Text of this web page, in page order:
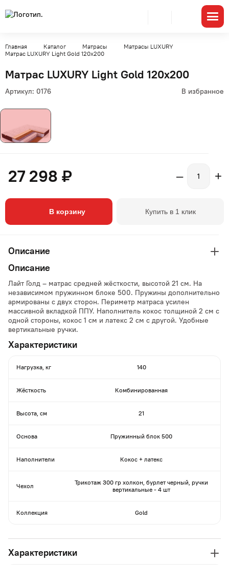
Главная Каталог Матрасы
Матрасы LUXURY
Матрас LUXURY Light Gold 120x200
Матрас LUXURY Light Gold 120x200
Артикул: 0176 В избранное
27 298 ₽ – +
В корзину Купить в 1 клик
Описание
Описание
Лайт Голд – матрас средней жёсткости, высотой 21 см. На
независимом пружинном блоке 500. Пружины дополнительно
армированы с двух сторон. Периметр матраса усилен
массивной вкладкой ППУ. Наполнитель кокос толщиной 2 см с
одной стороны, кокос 1 см и латекс 2 см с другой. Удобные
вертикальные ручки.
Характеристики
Нагрузка, кг 140
Жёсткость Комбинированная
Высота, см 21
Основа Пружинный блок 500
Наполнители Кокос + латекс
Чехол
Трикотаж 300 гр холкон, бурлет черный, ручки
вертикальные - 4 шт
Коллекция Gold
Характеристики